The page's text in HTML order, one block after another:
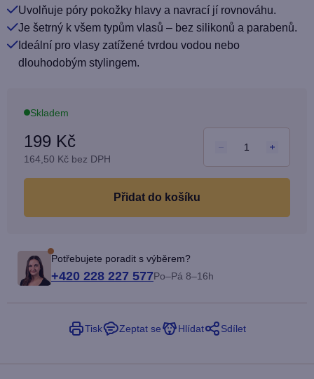
Uvolňuje póry pokožky hlavy a navrací jí rovnováhu.
Je šetrný k všem typům vlasů – bez silikonů a parabenů.
Ideální pro vlasy zatížené tvrdou vodou nebo
dlouhodobým stylingem.
199 Kč
164,50 Kč bez DPH
cena:
Skladem
do košíku
Potřebujete poradit s výběrem?
+420 228 227 577Po–Pá 8–16h
Tisk Zeptat se Hlídat Sdílet